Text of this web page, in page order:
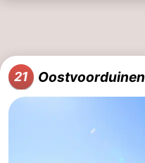
21 Oostvoorduinen